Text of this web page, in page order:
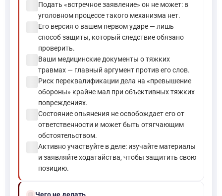
Подать «встречное заявление» он не может: в
уголовном процессе такого механизма нет.
Его версия о вашем первом ударе — лишь
способ защиты, который следствие обязано
проверить.
Ваши медицинские документы о тяжких
травмах — главный аргумент против его слов.
Риск переквалификации дела на «превышение
обороны» крайне мал при объективных тяжких
повреждениях.
Состояние опьянения не освобождает его от
ответственности и может быть отягчающим
обстоятельством.
Активно участвуйте в деле: изучайте материалы
и заявляйте ходатайства, чтобы защитить свою
позицию.